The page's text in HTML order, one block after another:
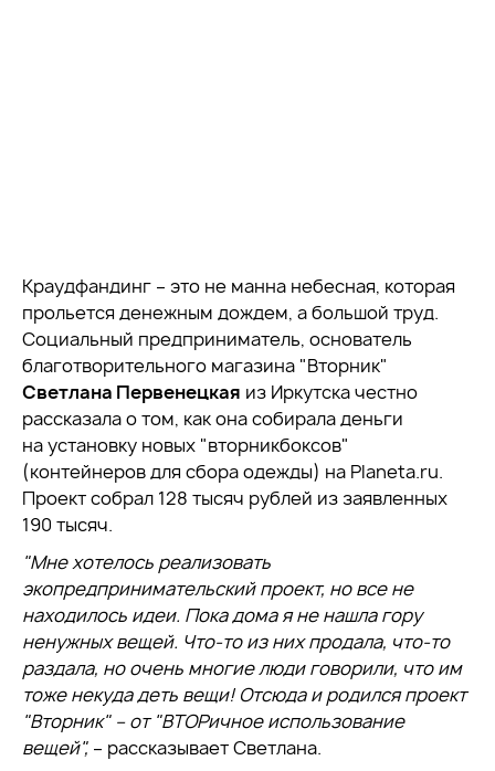
Краудфандинг – это не манна небесная, которая
прольется денежным дождем, а большой труд.
Социальный предприниматель, основатель
благотворительного магазина "Вторник"
Светлана Первенецкая из Иркутска честно
рассказала о том, как она собирала деньги
на установку новых "вторникбоксов"
(контейнеров для сбора одежды) на Planeta.ru.
Проект собрал 128 тысяч рублей из заявленных
190 тысяч.
"Мне хотелось реализовать
экопредпринимательский проект, но все не
находилось идеи. Пока дома я не нашла гору
ненужных вещей. Что-то из них продала, что-то
раздала, но очень многие люди говорили, что им
тоже некуда деть вещи! Отсюда и родился проект
"Вторник" – от"ВТОРичное использование
вещей", – рассказывает Светлана.